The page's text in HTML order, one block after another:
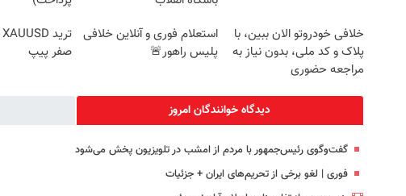
خلافی خودروتو الان ببین، با
پلاک و کد ملی، بدون نیاز به
مراجعه حضوری
استعلام فوری و آنلاین خلافی
پلیس راهور🚨
صفر پیپ
دیدگاه خوانندگان امروز
گفت‌وگوی رئیس‌جمهور با مردم از امشب در تلویزیون پخش می‌شود
فوری | لغو برخی از تحریم‌های ایران + جزئیات